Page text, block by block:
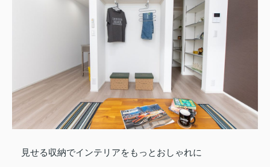
見せる収納でインテリアをもっとおしゃれに